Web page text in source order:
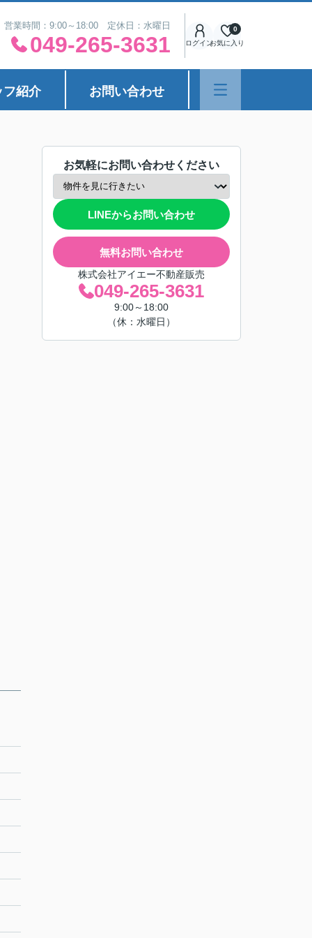
営業時間：9:00～18:00 定休日：水曜日
049-265-3631 ログインお気に入り
0
フ紹介 お問い合わせ
お気軽にお問い合わせください
LINEからお問い合わせ
無料お問い合わせ
株式会社アイエー不動産販売
049-265-3631
9:00～18:00
（休：水曜日）